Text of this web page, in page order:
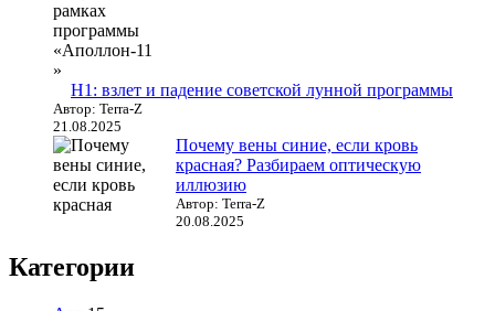
Н1: взлет и падение советской лунной программы
Автор: Terra-Z
21.08.2025
Почему вены синие, если кровь
красная? Разбираем оптическую
иллюзию
Автор: Terra-Z
20.08.2025
Категории